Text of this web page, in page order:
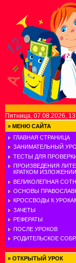
Пятница, 07.08.2026,
» МЕНЮ САЙТА
ГЛАВНАЯ СТРАНИЦА
ЗАНИМАТЕЛЬНЫЙ
ТЕСТЫ ДЛЯ
ПРОИЗВЕДЕНИЯ
КРАТКОМ ИЗЛОЖЕНИИ
ВЕЛИКОЛЕПНАЯ
ОСНОВЫ
КРОССВОДЫ К
ЗАЧЕТЫ
РЕФЕРАТЫ
ПОСЛЕ УРОКОВ
РОДИТЕЛЬСКОЕ
» ОТКРЫТЫЙ УРОК